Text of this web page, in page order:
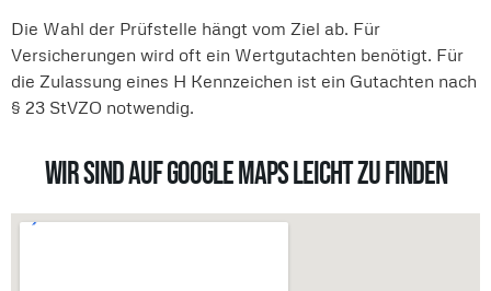
Die Wahl der Prüfstelle hängt vom Ziel ab. Für
Versicherungen wird oft ein Wertgutachten benötigt. Für
die Zulassung eines H Kennzeichen ist ein Gutachten nach
§ 23 StVZO notwendig.
Wir sind auf Google Maps leicht zu finden